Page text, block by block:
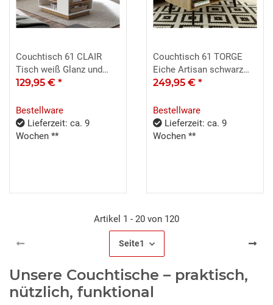
Couchtisch 61 CLAIR
Tisch weiß Glanz und
Eiche 100x60
129,95 € *
Bestellware
Lieferzeit: ca. 9
Wochen **
Couchtisch 61 TORGE
Eiche Artisan schwarz
107x67 cm
249,95 € *
Bestellware
Lieferzeit: ca. 9
Wochen **
Artikel 1 - 20 von 120
Seite1
Unsere Couchtische – praktisch,
nützlich, funktional